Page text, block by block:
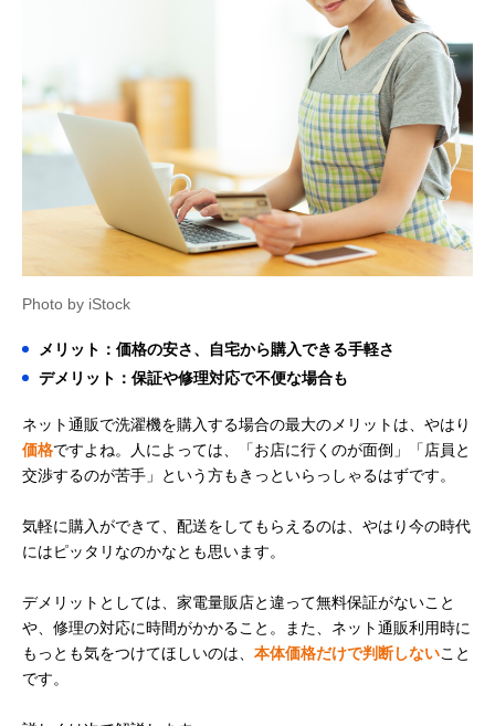
Photo by iStock
メリット：価格の安さ、自宅から購入できる手軽さ
デメリット：保証や修理対応で不便な場合も
ネット通販で洗濯機を購入する場合の最大のメリットは、やはり
価格ですよね。人によっては、「お店に行くのが面倒」「店員と
交渉するのが苦手」という方もきっといらっしゃるはずです。
気軽に購入ができて、配送をしてもらえるのは、やはり今の時代
にはピッタリなのかなとも思います。
デメリットとしては、家電量販店と違って無料保証がないこと
や、修理の対応に時間がかかること。また、ネット通販利用時に
もっとも気をつけてほしいのは、 本体価格だけで判断しないこと
です。